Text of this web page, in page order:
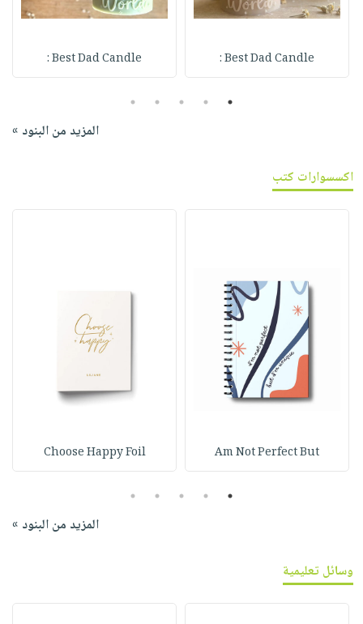
Best Dad Candle :
Best Dad Candle :
1
2
3
4
5
المزيد من البنود »
اكسسوارات كتب
Am Not Perfect But
Choose Happy Foil
1
2
3
4
5
المزيد من البنود »
وسائل تعليمية